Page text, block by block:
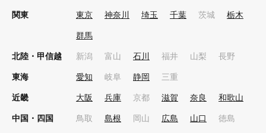
関東 東京 神奈川 埼玉 千葉 茨城 栃木
群馬
北陸・甲信越 新潟 富山 石川 福井 山梨 長野
東海 愛知 岐阜 静岡 三重
近畿 大阪 兵庫 京都 滋賀 奈良 和歌山
中国・四国 鳥取 島根 岡山 広島 山口 徳島